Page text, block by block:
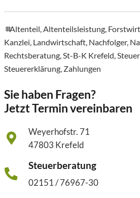
tags
Altenteil,Altenteilsleistung,
Kanzlei, Landwirtschaft, Nachfolger,
Rechtsberatung,St-B-K Krefeld,
Steuererklärung, Zahlungen
Sie haben Fragen?
Jetzt Termin vereinbaren
Weyerhofstr. 71
47803 Krefeld
Steuerberatung
02151 / 76967-30